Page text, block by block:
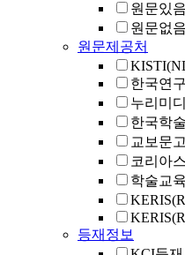
원문있음
원문없음
원문제공처
한국연
누리미
한국학
교보문
코리아
학술교
등재정보